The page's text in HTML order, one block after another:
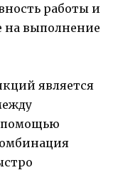
работы и
на выполнение
является